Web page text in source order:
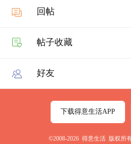
回帖
帖子收藏
好友
下载得意生活APP
©2008-2026 得意生活 版权所